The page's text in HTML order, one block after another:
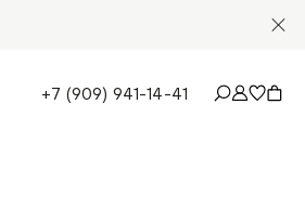
+7 (909) 941-14-41